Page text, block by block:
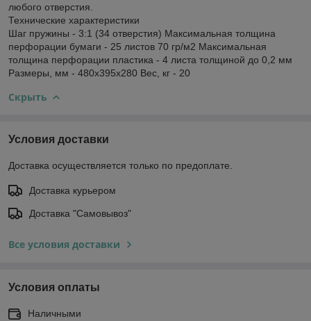
любого отверстия.
Технические характеристики
Шаг пружины - 3:1 (34 отверстия) Максимальная толщина
перфорации бумаги - 25 листов 70 гр/м2 Максимальная
толщина перфорации пластика - 4 листа толщиной до 0,2 мм
Размеры, мм - 480х395х280 Вес, кг - 20
Скрыть
Условия доставки
Доставка осуществляется только по предоплате.
Доставка курьером
Доставка "Самовывоз"
Все условия доставки
Условия оплаты
Наличными